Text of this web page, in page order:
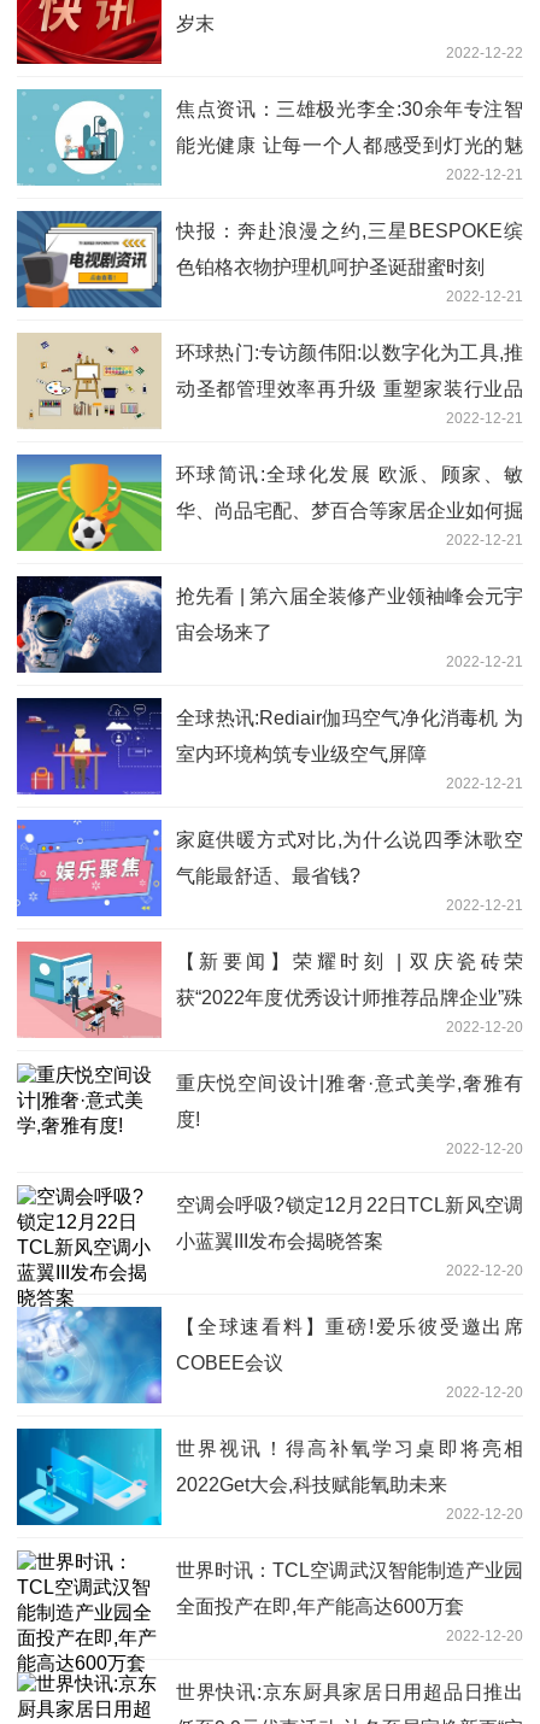
岁末
2022-12-22
焦点资讯：三雄极光李全:30余年专注智
能光健康 让每一个人都感受到灯光的魅
2022-12-21
快报：奔赴浪漫之约,三星BESPOKE缤
色铂格衣物护理机呵护圣诞甜蜜时刻
2022-12-21
环球热门:专访颜伟阳:以数字化为工具,推
动圣都管理效率再升级 重塑家装行业品
2022-12-21
环球简讯:全球化发展 欧派、顾家、敏
华、尚品宅配、梦百合等家居企业如何掘
2022-12-21
抢先看 | 第六届全装修产业领袖峰会元宇
宙会场来了
2022-12-21
全球热讯:Rediair伽玛空气净化消毒机 为
室内环境构筑专业级空气屏障
2022-12-21
家庭供暖方式对比,为什么说四季沐歌空
气能最舒适、最省钱?
2022-12-21
【新要闻】荣耀时刻 | 双庆瓷砖荣
获“2022年度优秀设计师推荐品牌企业”殊
2022-12-20
重庆悦空间设计|雅奢·意式美学,奢雅有
度!
2022-12-20
空调会呼吸?锁定12月22日TCL新风空调
小蓝翼III发布会揭晓答案
2022-12-20
【全球速看料】重磅!爱乐彼受邀出席
COBEE会议
2022-12-20
世界视讯！得高补氧学习桌即将亮相
2022Get大会,科技赋能氧助未来
2022-12-20
世界时讯：TCL空调武汉智能制造产业园
全面投产在即,年产能高达600万套
2022-12-20
世界快讯:京东厨具家居日用超品日推出